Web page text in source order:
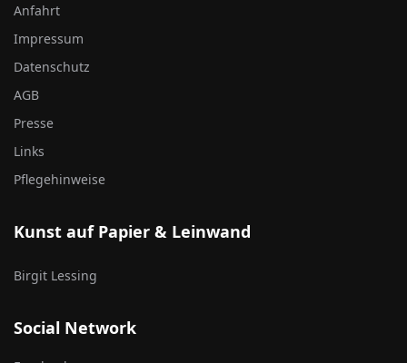
Anfahrt
Impressum
Datenschutz
AGB
Presse
Links
Pflegehinweise
Kunst auf Papier & Leinwand
Birgit Lessing
Social Network